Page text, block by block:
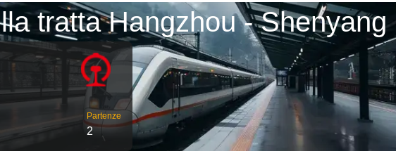
tratta Hangzhou - Shenyang
Partenze
2